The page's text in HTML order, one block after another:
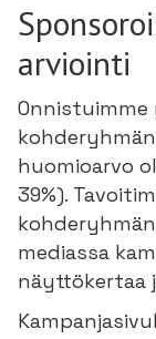
arviointi
Onnistuimme
huomioarvo
39%).
mediassa
näyttökertaa